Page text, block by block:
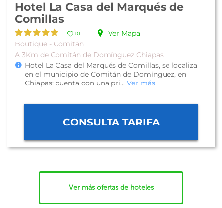
Hotel La Casa del Marqués de
Comillas
10
Ver Mapa
Boutique - Comitán
A 3Km de Comitán de Domínguez Chiapas
Hotel La Casa del Marqués de Comillas, se localiza
en el municipio de Comitán de Domínguez, en
Chiapas; cuenta con una pri... Ver más
CONSULTA TARIFA
Ver más ofertas de hoteles